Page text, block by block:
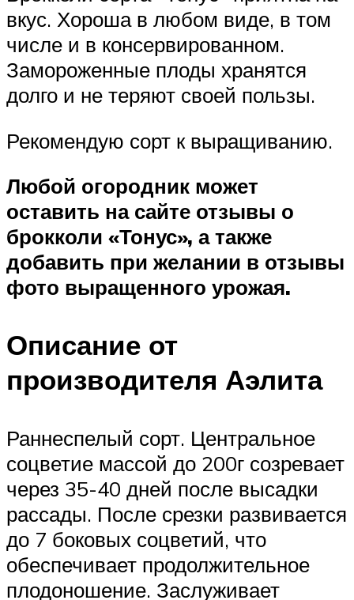
вкус. Хороша в любом виде, в том
числе и в консервированном.
Замороженные плоды хранятся
долго и не теряют своей пользы.
Рекомендую сорт к выращиванию.
Любой огородник может
оставить на сайте отзывы о
брокколи «Тонус», а также
добавить при желании в отзывы
фото выращенного урожая.
Описание от
производителя Аэлита
Раннеспелый сорт. Центральное
соцветие массой до 200г созревает
через 35-40 дней после высадки
рассады. После срезки развивается
до 7 боковых соцветий, что
обеспечивает продолжительное
плодоношение. Заслуживает